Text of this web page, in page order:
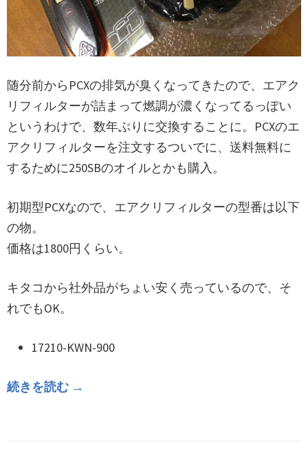
随分前からPCXの排気が臭くなってきたので、エアク
リフィルターが詰まって燃調が濃くなってるっぽい
というわけで、数年ぶりに交換することに。PCXのエ
アクリフィルターを注文するついでに、送料無料に
するために250SBのオイルとかも購入。
初期型PCXなので、エアクリフィルターの型番は以下
の物。
価格は1800円くらい。
キタコから社外品がちょい安く売っているので、そ
れでもOK。
17210-KWN-900
続きを読む →